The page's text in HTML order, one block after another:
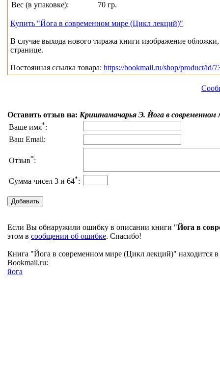
Вес (в упаковке):
70 гр.
Купить "Йога в современном мире (Цикл лекций)"
В случае выхода нового тиража книги изображение
странице.
Постоянная ссылка товара: https://bookmail.ru/shop/product/id/
Оставить отзыв на: Кришнамачарья Э. Йога в современном
Ваше имя*:
Ваш Email:
Отзыв*:
Сумма чисел 3 и 64*:
Если Вы обнаружили ошибку в описании книги "Йога в
этом в сообщении об ошибке. Спасибо!
Книга "Йога в современном мире (Цикл лекций)" находится в
Bookmail.ru:
йога